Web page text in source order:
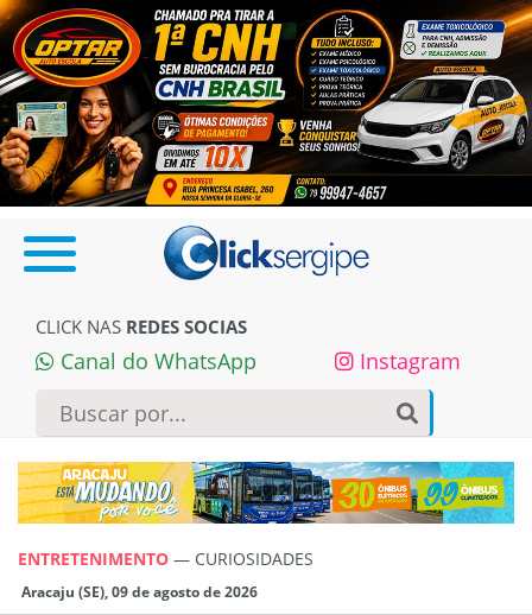
CLICK NAS REDES SOCIAS
Canal do WhatsApp Instagram
ENTRETENIMENTO — CURIOSIDADES
Aracaju (SE), 09 de agosto de 2026